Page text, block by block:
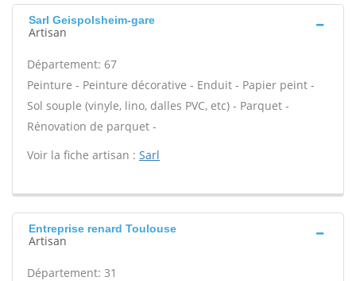
Sarl Geispolsheim-gare
Artisan
Département: 67
Peinture - Peinture décorative - Enduit - Papier peint -
Sol souple (vinyle, lino, dalles PVC, etc) - Parquet -
Rénovation de parquet -
Voir la fiche artisan : Sarl
Entreprise renard Toulouse
Artisan
Département: 31